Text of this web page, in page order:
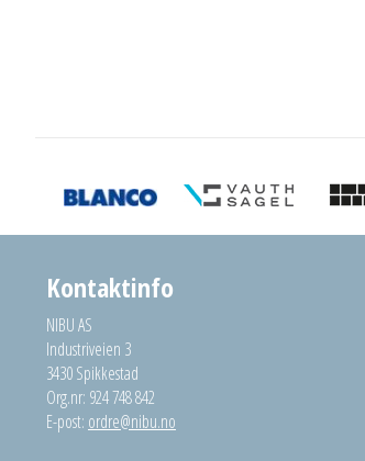
Kontaktinfo
NIBU AS
Industriveien 3
3430 Spikkestad
Org.nr: 924 748 842
E-post: ordre@nibu.no